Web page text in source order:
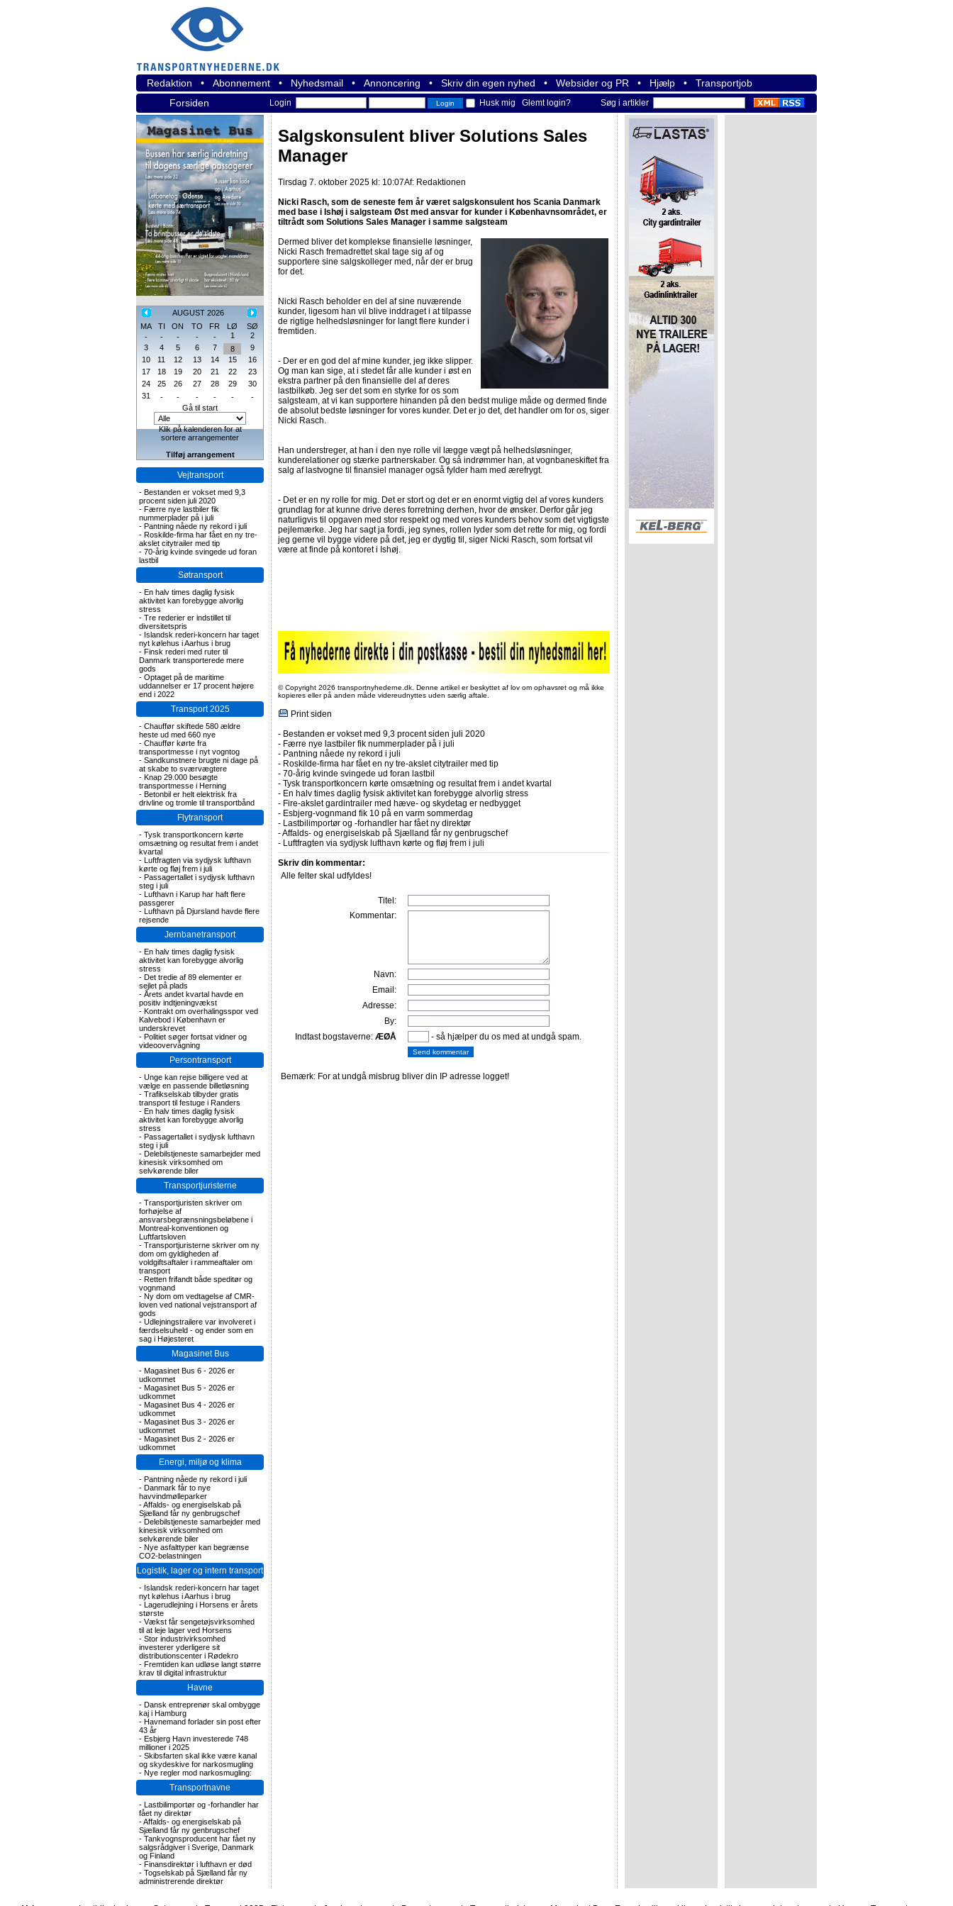
Redaktion • Abonnement • Nyhedsmail • Annoncering • Skriv din egen nyhed • Websider og PR • Hjælp • Transportjob
Forsiden
Login Husk mig Glemt login? Søg i artikler
AUGUST 2026
MA
TI ON TO FR LØ
SØ
-
- - - - 1
2
3
4 5 6 7 8
9
10
11 12 13 14 15
16
17
18 19 20 21 22
23
24
25 26 27 28 29
30
31
- - - - -
-
Gå til start
Klik på kalenderen for at
sortere arrangementer
Tilføj arrangement
Vejtransport
- Bestanden er vokset med 9,3
procent siden juli 2020
- Færre nye lastbiler fik
nummerplader på i juli
- Pantning nåede ny rekord i juli
- Roskilde-firma har fået en ny tre-
akslet citytrailer med tip
- 70-årig kvinde svingede ud foran
lastbil
Søtransport
- En halv times daglig fysisk
aktivitet kan forebygge alvorlig
stress
- Tre rederier er indstillet til
diversitetspris
- Islandsk rederi-koncern har taget
nyt kølehus i Aarhus i brug
- Finsk rederi med ruter til
Danmark transporterede mere
gods
- Optaget på de maritime
uddannelser er 17 procent højere
end i 2022
Transport 2025
- Chauffør skiftede 580 ældre
heste ud med 660 nye
- Chauffør kørte fra
transportmesse i nyt vogntog
- Sandkunstnere brugte ni dage på
at skabe to sværvægtere
- Knap 29.000 besøgte
transportmesse i Herning
- Betonbil er helt elektrisk fra
drivline og tromle til transportbånd
Flytransport
- Tysk transportkoncern kørte
omsætning og resultat frem i andet
kvartal
- Luftfragten via sydjysk lufthavn
kørte og fløj frem i juli
- Passagertallet i sydjysk lufthavn
steg i juli
- Lufthavn i Karup har haft flere
passgerer
- Lufthavn på Djursland havde flere
rejsende
Jernbanetransport
- En halv times daglig fysisk
aktivitet kan forebygge alvorlig
stress
- Det tredie af 89 elementer er
sejlet på plads
- Årets andet kvartal havde en
positiv indtjeningvækst
- Kontrakt om overhalingsspor ved
Kalvebod i København er
underskrevet
- Politiet søger fortsat vidner og
videoovervågning
Persontransport
- Unge kan rejse billigere ved at
vælge en passende billetløsning
- Trafikselskab tilbyder gratis
transport til festuge i Randers
- En halv times daglig fysisk
aktivitet kan forebygge alvorlig
stress
- Passagertallet i sydjysk lufthavn
steg i juli
- Delebilstjeneste samarbejder med
kinesisk virksomhed om
selvkørende biler
Transportjuristerne
- Transportjuristen skriver om
forhøjelse af
ansvarsbegrænsningsbeløbene i
Montreal-konventionen og
Luftfartsloven
- Transportjuristerne skriver om ny
dom om gyldigheden af
voldgiftsaftaler i rammeaftaler om
transport
- Retten frifandt både speditør og
vognmand
- Ny dom om vedtagelse af CMR-
loven ved national vejstransport af
gods
- Udlejningstrailere var involveret i
færdselsuheld - og ender som en
sag i Højesteret
Magasinet Bus
- Magasinet Bus 6 - 2026 er
udkommet
- Magasinet Bus 5 - 2026 er
udkommet
- Magasinet Bus 4 - 2026 er
udkommet
- Magasinet Bus 3 - 2026 er
udkommet
- Magasinet Bus 2 - 2026 er
udkommet
Energi, miljø og klima
- Pantning nåede ny rekord i juli
- Danmark får to nye
havvindmølleparker
-Affalds- og energiselskab på
Sjælland får ny genbrugschef
- Delebilstjeneste samarbejder med
kinesisk virksomhed om
selvkørende biler
- Nye asfalttyper kan begrænse
CO2-belastningen
Logistik, lager og intern transport
- Islandsk rederi-koncern har taget
nyt kølehus i Aarhus i brug
- Lagerudlejning i Horsens er årets
største
- Vækst får sengetøjsvirksomhed
til at leje lager ved Horsens
- Stor industrivirksomhed
investerer yderligere sit
distributionscenter i Rødekro
- Fremtiden kan udløse langt større
krav til digital infrastruktur
Havne
- Dansk entreprenør skal ombygge
kaj i Hamburg
- Havnemand forlader sin post efter
43 år
- Esbjerg Havn investerede 748
millioner i 2025
- Skibsfarten skal ikke være kanal
og skydeskive for narkosmugling
- Nye regler mod narkosmugling:
Transportnavne
- Lastbilimportør og -forhandler har
fået ny direktør
-Affalds- og energiselskab på
Sjælland får ny genbrugschef
- Tankvognsproducent har fået ny
salgsrådgiver i Sverige, Danmark
og Finland
- Finansdirektør i lufthavn er død
- Togselskab på Sjælland får ny
administrerende direktør
Salgskonsulent bliver Solutions Sales
Manager
Tirsdag 7. oktober 2025 kl: 10:07Af: Redaktionen
Nicki Rasch, som de seneste fem år været salgskonsulent hos Scania Danmark
med base i Ishøj i salgsteam Øst med ansvar for kunder i Københavnsområdet, er
tiltrådt som Solutions Sales Manager i samme salgsteam
Dermed bliver det komplekse finansielle løsninger,
Nicki Rasch fremadrettet skal tage sig af og
supportere sine salgskolleger med, når der er brug
for det.
Nicki Rasch beholder en del af sine nuværende
kunder, ligesom han vil blive inddraget i at tilpasse
de rigtige helhedsløsninger for langt flere kunder i
fremtiden.
- Der er en god del af mine kunder, jeg ikke slipper.
Og man kan sige, at i stedet får alle kunder i øst en
ekstra partner på den finansielle del af deres
lastbilkøb. Jeg ser det som en styrke for os som
salgsteam, at vi kan supportere hinanden på den bedst mulige måde og dermed finde
de absolut bedste løsninger for vores kunder. Det er jo det, det handler om for os, siger
Nicki Rasch.
Han understreger, at han i den nye rolle vil lægge vægt på helhedsløsninger,
kunderelationer og stærke partnerskaber. Og så indrømmer han, at vognbaneskiftet fra
salg af lastvogne til finansiel manager også fylder ham med ærefrygt.
- Det er en ny rolle for mig. Det er stort og det er en enormt vigtig del af vores kunders
grundlag for at kunne drive deres forretning derhen, hvor de ønsker. Derfor går jeg
naturligvis til opgaven med stor respekt og med vores kunders behov som det vigtigste
pejlemærke. Jeg har sagt ja fordi, jeg synes, rollen lyder som det rette for mig, og fordi
jeg gerne vil bygge videre på det, jeg er dygtig til, siger Nicki Rasch, som fortsat vil
være at finde på kontoret i Ishøj.
© Copyright 2026 transportnyhederne.dk. Denne artikel er beskyttet af lov om ophavsret og må ikke
kopieres eller på anden måde videreudnyttes uden særlig aftale.
Print siden
- Bestanden er vokset med 9,3 procent siden juli 2020
- Færre nye lastbiler fik nummerplader på i juli
- Pantning nåede ny rekord i juli
- Roskilde-firma har fået en ny tre-akslet citytrailer med tip
- 70-årig kvinde svingede ud foran lastbil
- Tysk transportkoncern kørte omsætning og resultat frem i andet kvartal
- En halv times daglig fysisk aktivitet kan forebygge alvorlig stress
- Fire-akslet gardintrailer med hæve- og skydetag er nedbygget
- Esbjerg-vognmand fik 10 på en varm sommerdag
- Lastbilimportør og -forhandler har fået ny direktør
-Affalds- og energiselskab på Sjælland får ny genbrugschef
- Luftfragten via sydjysk lufthavn kørte og fløj frem i juli
Skriv din kommentar:
Alle felter skal udfyldes!
Titel:
Kommentar:
Navn:
Email:
Adresse:
By:
Indtast bogstaverne: ÆØÅ - så hjælper du os med at undgå spam.
Bemærk: For at undgå misbrug bliver din IP adresse logget!